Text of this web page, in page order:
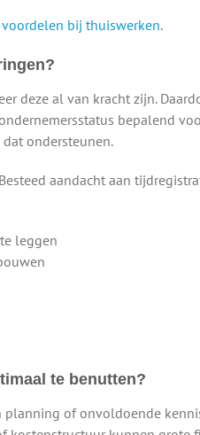
bij thuiswerken.
deze al van kracht zijn.
bepalend
ondersteunen.
aandacht aan
leggen
te benutten?
planning of onvoldoende